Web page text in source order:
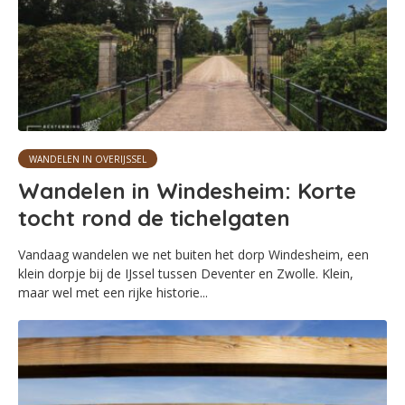
WANDELEN IN OVERIJSSEL
Wandelen in Windesheim: Korte
tocht rond de tichelgaten
Vandaag wandelen we net buiten het dorp Windesheim, een
klein dorpje bij de IJssel tussen Deventer en Zwolle. Klein,
maar wel met een rijke historie...